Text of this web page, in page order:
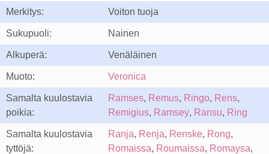
Merkitys: Voiton tuoja
Sukupuoli: Nainen
Alkuperä: Venäläinen
Muoto: Veronica
Samalta kuulostavia
poikia:
Ramses, Remus, Ringo, Rens,
Remigius, Ramsey, Ransu, Ring
Samalta kuulostavia
tyttöjä:
Ranja, Renja, Renske, Rong,
Romaissa, Roumaissa, Romaysa,